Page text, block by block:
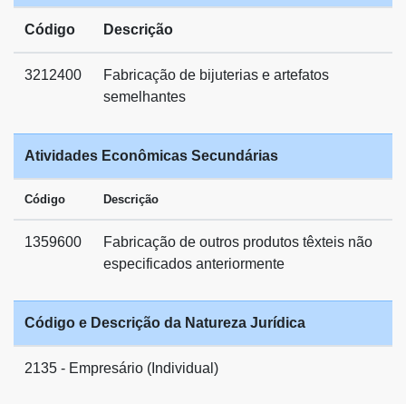
Código Descrição
3212400
Fabricação de bijuterias e artefatos
semelhantes
Atividades Econômicas Secundárias
Código Descrição
1359600
Fabricação de outros produtos têxteis não
especificados anteriormente
Código e Descrição da Natureza Jurídica
2135 - Empresário (Individual)